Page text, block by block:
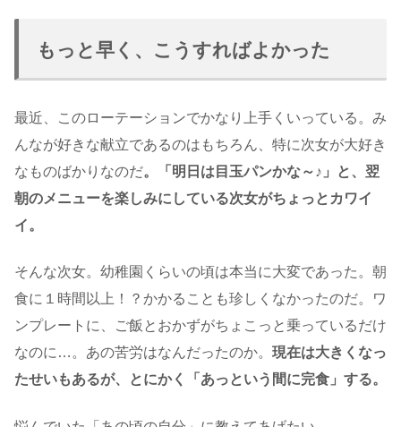
もっと早く、こうすればよかった
最近、このローテーションでかなり上手くいっている。み
んなが好きな献立であるのはもちろん、特に次女が大好き
なものばかりなのだ。「明日は目玉パンかな～♪」と、翌
朝のメニューを楽しみにしている次女がちょっとカワイ
イ。
そんな次女。幼稚園くらいの頃は本当に大変であった。朝
食に１時間以上！？かかることも珍しくなかったのだ。ワ
ンプレートに、ご飯とおかずがちょこっと乗っているだけ
なのに…。あの苦労はなんだったのか。 現在は大きくなっ
たせいもあるが、とにかく「あっという間に完食」する。